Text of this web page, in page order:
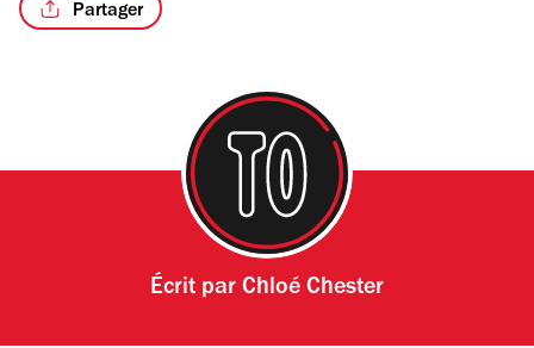
Partager
Écrit par Chloé Chester